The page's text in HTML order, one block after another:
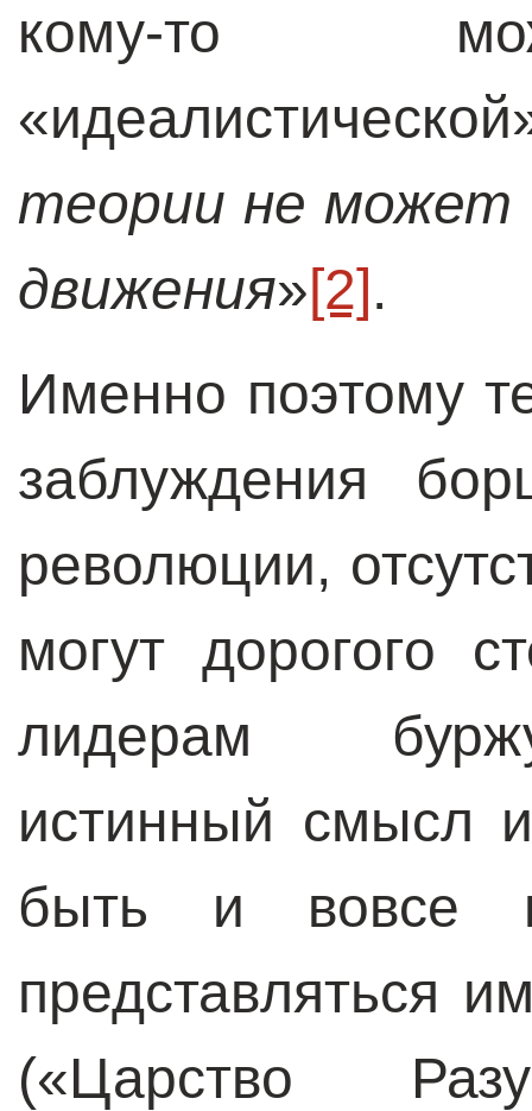
кому-то
теории не может
движения»[2].
Именно поэтому
заблуждения
революции,
могут дорогого
лидерам
истинный смысл
быть и вовсе
представляться
(«Царство